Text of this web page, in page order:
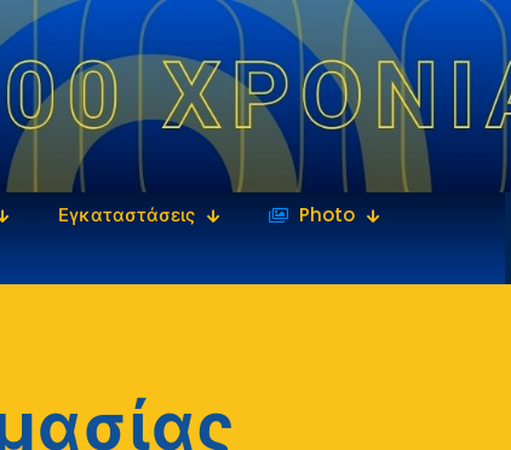
Εγκαταστάσεις
‎‏‏‎ ‎Photo